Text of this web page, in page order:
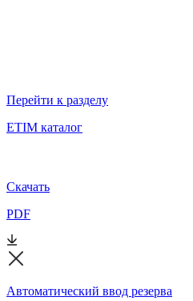
Перейти к разделу
ETIM каталог
Скачать
PDF
Автоматический ввод резерва